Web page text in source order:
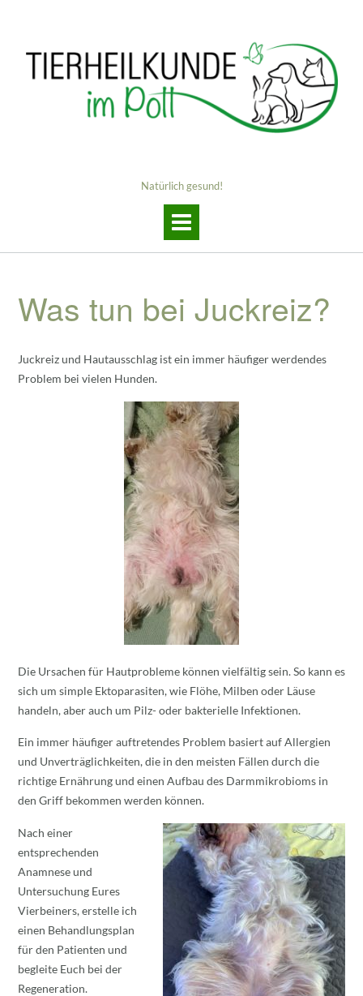
Natürlich gesund!
Was tun bei Juckreiz?
Juckreiz und Hautausschlag ist ein immer häufiger werdendes
Problem bei vielen Hunden.
Die Ursachen für Hautprobleme können vielfältig sein. So kann es
sich um simple Ektoparasiten, wie Flöhe, Milben oder Läuse
handeln, aber auch um Pilz- oder bakterielle Infektionen.
Ein immer häufiger auftretendes Problem basiert auf Allergien
und Unverträglichkeiten, die in den meisten Fällen durch die
richtige Ernährung und einen Aufbau des Darmmikrobioms in
den Griff bekommen werden können.
Nach einer
entsprechenden
Anamnese und
Untersuchung Eures
Vierbeiners, erstelle ich
einen Behandlungsplan
für den Patienten und
begleite Euch bei der
Regeneration.